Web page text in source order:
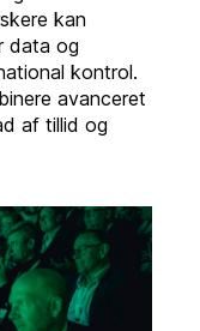
kan
data og
kontrol.
avanceret
af tillid og